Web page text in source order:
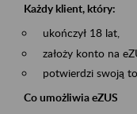
Każdy klient, który:
ukończył 18 lat,
założy konto na
potwierdzi swoją
Co umożliwia eZUS